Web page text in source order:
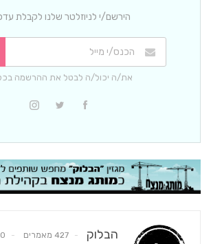
הירשם/י לניוזלטר שלנו לקבלת
את/ה יכול/ה לבטל את ההרשמה
הבלוק 427 מאמרים 0 תגובות